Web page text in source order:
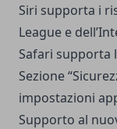
Siri supporta i
League e
Safari
Sezione
impostazioni
Supporto al